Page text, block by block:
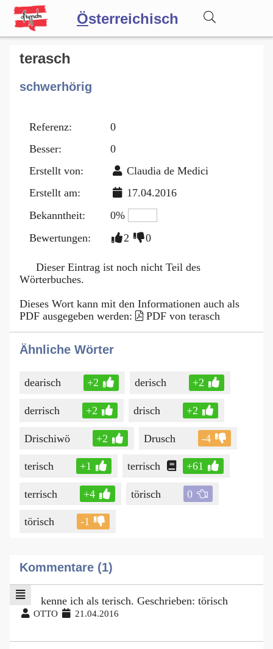
Österreichisch
Wörterbuch
Forum
Blog
terasch
schwerhörig
Referenz:
0
Besser:
0
Erstellt von:
Claudia de Medici
Erstellt am:
17.04.2016
Bekanntheit:
0%
Bewertungen:
2 0
Dieser Eintrag ist noch nicht Teil des
Wörterbuches.
Dieses Wort kann mit den Informationen auch als
PDF ausgegeben werden:
PDF von terasch
Ähnliche Wörter
dearisch +2 derisch +2
derrisch +2 drisch +2
Drischiwö +2 Drusch -4
terisch +1 terrisch +61
terrisch +4 törisch 0
törisch -1
Kommentare (1)
kenne ich als terisch. Geschrieben: törisch
OTTO 21.04.2016